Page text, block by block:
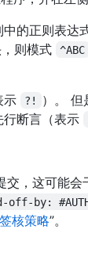
的正则表达
则模式 ^ABC
示
?!
）。 但
断言（表示
交，这可能
off-by:
核策略”。